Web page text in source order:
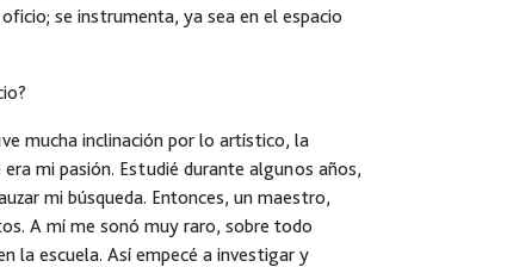
se instrumenta, ya sea en el espacio
mucha inclinación por lo artístico, la
mi pasión. Estudié durante algunos años,
mi búsqueda. Entonces, un maestro,
A mí me sonó muy raro, sobre todo
la escuela. Así empecé a investigar y